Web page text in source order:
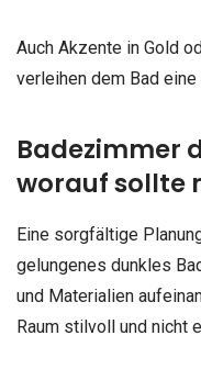
Auch Akzente in Gold
verleihen dem Bad
Badezimmer
worauf sollte
Eine sorgfältige
gelungenes dunkles
und Materialien
Raum stilvoll und nicht